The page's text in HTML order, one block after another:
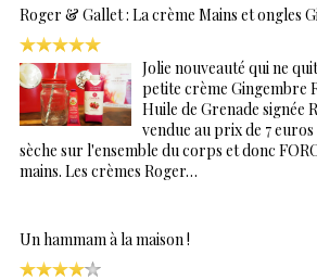
Roger & Gallet : La crème Mains et ongles
Jolie nouveauté qui ne
petite crème Gingembre
Huile de Grenade signée
vendue au prix de 7
sèche sur l'ensemble du corps et donc
mains. Les crèmes Roger…
Un hammam à la maison !